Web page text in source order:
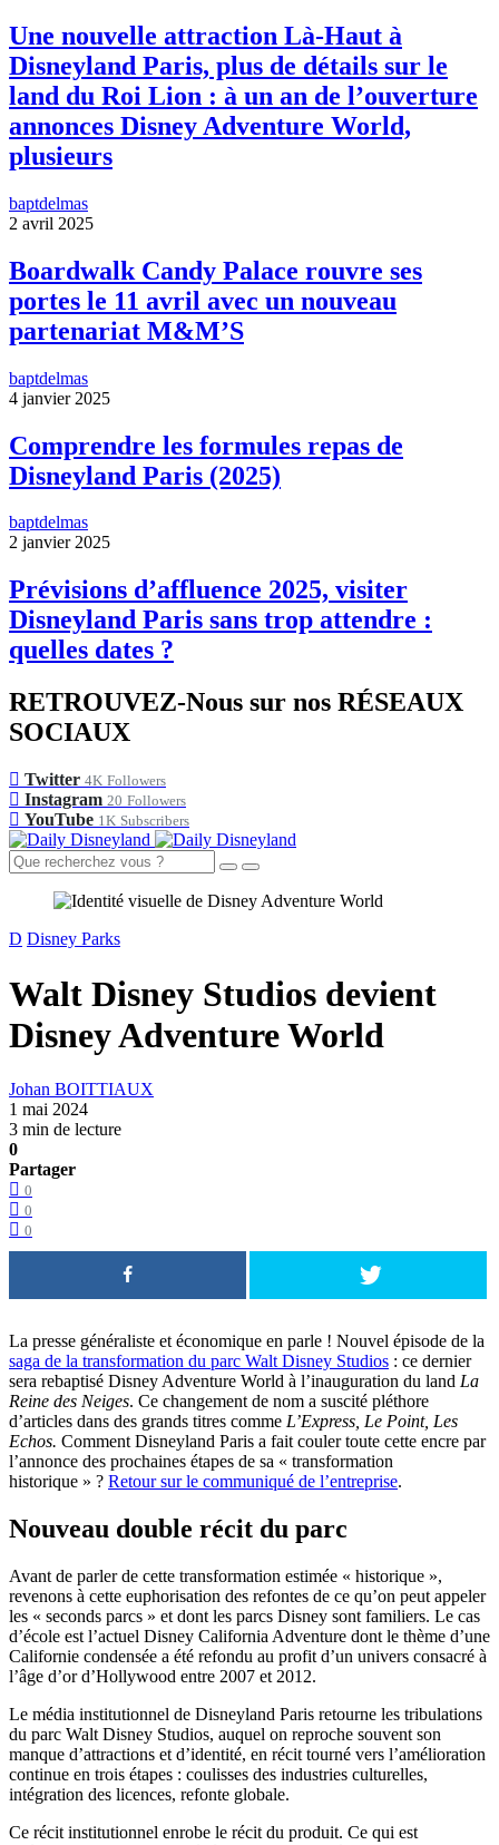
Une nouvelle attraction Là-Haut à
Disneyland Paris, plus de détails sur le
land du Roi Lion : à un an de l’ouverture
annonces Disney Adventure World,
plusieurs
baptdelmas
2 avril 2025
Boardwalk Candy Palace rouvre ses
portes le 11 avril avec un nouveau
partenariat M&M’S
baptdelmas
4 janvier 2025
Comprendre les formules repas de
Disneyland Paris (2025)
baptdelmas
2 janvier 2025
Prévisions d’affluence 2025, visiter
Disneyland Paris sans trop attendre :
quelles dates ?
RETROUVEZ-Nous sur nos RÉSEAUX
SOCIAUX
Twitter 4K Followers
Instagram 20 Followers
YouTube 1K Subscribers
D Disney Parks
Walt Disney Studios devient
Disney Adventure World
Johan BOITTIAUX
1 mai 2024
3 min de lecture
0
Partager
0
0
0
La presse généraliste et économique en parle ! Nouvel épisode de la
saga de la transformation du parc Walt Disney Studios : ce dernier
sera rebaptisé Disney Adventure World à l’inauguration du land La
Reine des Neiges. Ce changement de nom a suscité pléthore
d’articles dans des grands titres comme L’Express, Le Point, Les
Echos. Comment Disneyland Paris a fait couler toute cette encre par
l’annonce des prochaines étapes de sa « transformation
historique » ? Retour sur le communiqué de l’entreprise.
Nouveau double récit du parc
Avant de parler de cette transformation estimée « historique »,
revenons à cette euphorisation des refontes de ce qu’on peut appeler
les « seconds parcs » et dont les parcs Disney sont familiers. Le cas
d’école est l’actuel Disney California Adventure dont le thème d’une
Californie condensée a été refondu au profit d’un univers consacré à
l’âge d’or d’Hollywood entre 2007 et 2012.
Le média institutionnel de Disneyland Paris retourne les tribulations
du parc Walt Disney Studios, auquel on reproche souvent son
manque d’attractions et d’identité, en récit tourné vers l’amélioration
continue en trois étapes : coulisses des industries culturelles,
intégration des licences, refonte globale.
Ce récit institutionnel enrobe le récit du produit. Ce qui est